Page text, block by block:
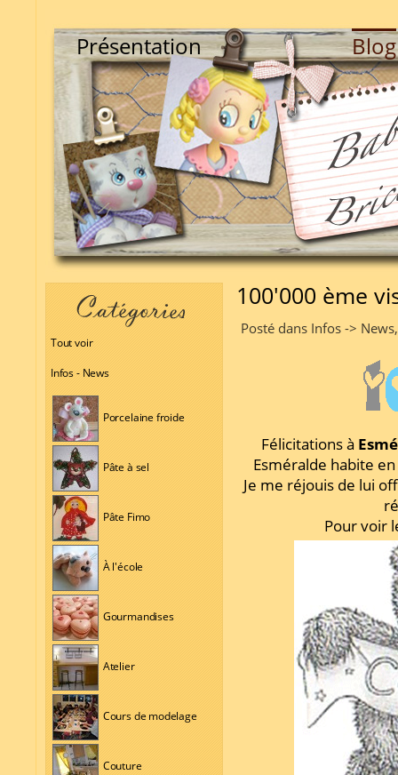
Présentation Blog
Tout voir
Infos - News
Porcelaine froide
Pâte à sel
Pâte Fimo
À l'école
Gourmandises
Atelier
Cours de modelage
Couture
100'000 ème
Posté dans Infos ->
Félicitations à
Esméralde habite
Je me réjouis de lui
Pour voir